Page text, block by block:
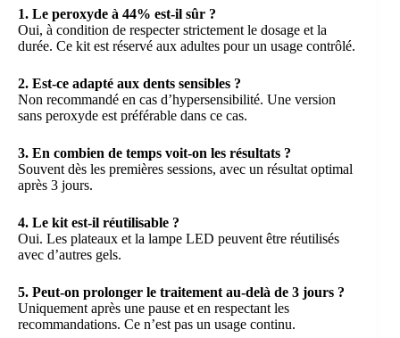
1. Le peroxyde à 44% est-il sûr ?
Oui, à condition de respecter strictement le dosage et la
durée. Ce kit est réservé aux adultes pour un usage contrôlé.
2. Est-ce adapté aux dents sensibles ?
Non recommandé en cas d’hypersensibilité. Une version
sans peroxyde est préférable dans ce cas.
3. En combien de temps voit-on les résultats ?
Souvent dès les premières sessions, avec un résultat optimal
après 3 jours.
4. Le kit est-il réutilisable ?
Oui. Les plateaux et la lampe LED peuvent être réutilisés
avec d’autres gels.
5. Peut-on prolonger le traitement au-delà de 3 jours ?
Uniquement après une pause et en respectant les
recommandations. Ce n’est pas un usage continu.